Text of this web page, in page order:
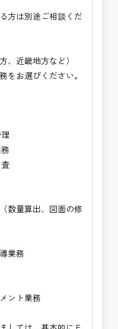
方は別途ご相談くだ
、近畿地方など）
お選びください。
数量算出、図面の修
業務
ント業務